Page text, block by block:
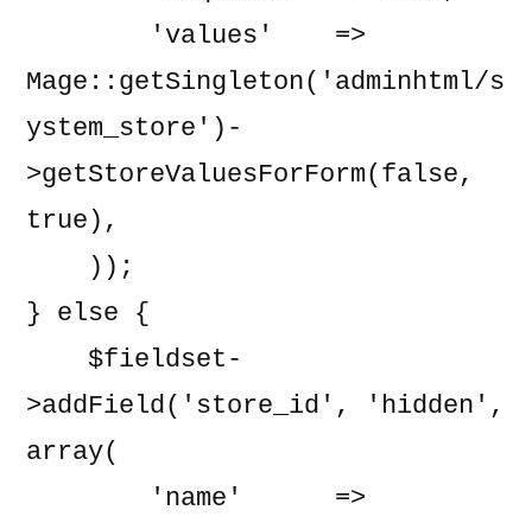
Mage::getSingleton('adminhtml/s
ystem_store')-
>getStoreValuesForForm(false,
true),
} else {
>addField('store_id', 'hidden',
array(